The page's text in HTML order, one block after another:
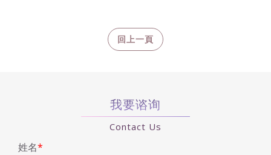
我要谘询
Contact Us
姓名*